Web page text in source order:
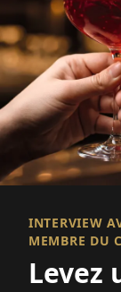
INTERVIEW
MEMBRE DU
Levez